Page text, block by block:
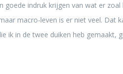
goede indruk krijgen van wat er
macro-leven is er niet veel. Dat
ik in de twee duiken heb gemaakt,